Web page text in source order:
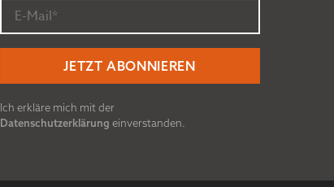
Ich erkläre mich mit der
Datenschutzerklärung einverstanden.